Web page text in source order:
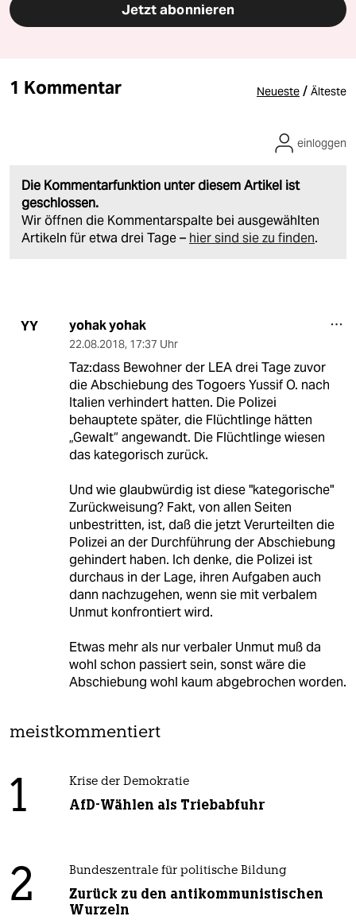
Jetzt abonnieren
1 Kommentar Neueste / Älteste
Die Kommentarfunktion unter diesem Artikel ist
geschlossen.
Wir öffnen die Kommentarspalte bei ausgewählten
Artikeln für etwa drei Tage – hier sind sie zu finden.
einloggen
YY yohak yohak
22.08.2018, 17:37 Uhr
Taz:dass Bewohner der LEA drei Tage zuvor
die Abschiebung des Togoers Yussif O. nach
Italien verhindert hatten. Die Polizei
behauptete später, die Flüchtlinge hätten
„Gewalt“ angewandt. Die Flüchtlinge wiesen
das kategorisch zurück.
Und wie glaubwürdig ist diese "kategorische"
Zurückweisung? Fakt, von allen Seiten
unbestritten, ist, daß die jetzt Verurteilten die
Polizei an der Durchführung der Abschiebung
gehindert haben. Ich denke, die Polizei ist
durchaus in der Lage, ihren Aufgaben auch
dann nachzugehen, wenn sie mit verbalem
Unmut konfrontiert wird.
Etwas mehr als nur verbaler Unmut muß da
wohl schon passiert sein, sonst wäre die
Abschiebung wohl kaum abgebrochen worden.
meistkommentiert
1 Krise der Demokratie
AfD-Wählen als Triebabfuhr
2 Bundeszentrale für politische Bildung
Zurück zu den antikommunistischen
Wurzeln